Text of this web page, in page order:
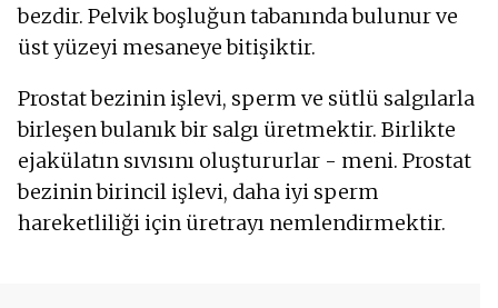
bezdir. Pelvik boşluğun tabanında bulunur ve
üst yüzeyi mesaneye bitişiktir.
Prostat bezinin işlevi, sperm ve sütlü salgılarla
birleşen bulanık bir salgı üretmektir. Birlikte
ejakülatın sıvısını oluştururlar - meni. Prostat
bezinin birincil işlevi, daha iyi sperm
hareketliliği için üretrayı nemlendirmektir.